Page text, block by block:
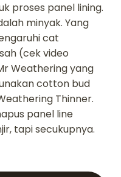
proses panel lining.
minyak. Yang
cat
(cek video
Weathering yang
cotton bud
Thinner.
panel line
tapi secukupnya.